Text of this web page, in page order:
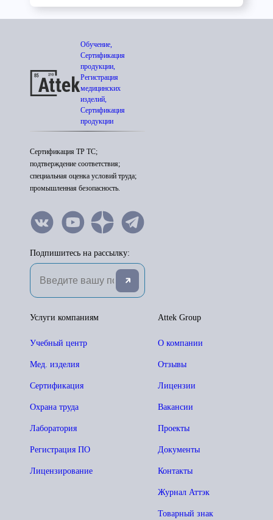
Обучение,
Сертификация
продукции,
Регистрация
медицинских
изделий,
Сертификация
продукции
Сертификация ТР ТС;
подтверждение соответствия;
специальная оценка условий труда;
промышленная безопасность.
Подпишитесь на рассылку:
Attek Group
О компании
Отзывы
Лицензии
Вакансии
Проекты
Документы
Контакты
Журнал Аттэк
Товарный знак
Услуги компаниям
Учебный центр
Мед. изделия
Сертификация
Охрана труда
Лаборатория
Регистрация ПО
Лицензирование